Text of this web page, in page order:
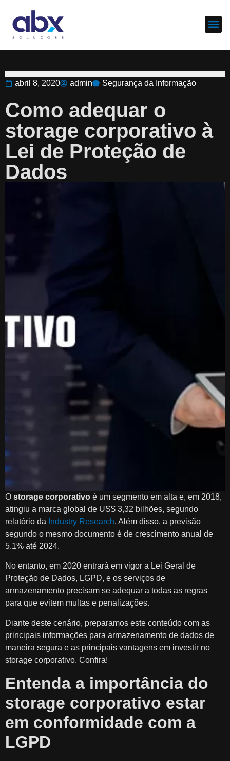
abril 8, 2020 admin Segurança da Informação
Como adequar o
storage corporativo à
Lei de Proteção de
Dados
O storage corporativo é um segmento em alta e, em 2018,
atingiu a marca global de US$ 3,32 bilhões, segundo
relatório da Industry Research. Além disso, a previsão
segundo o mesmo documento é de crescimento anual de
5,1% até 2024.
No entanto, em 2020 entrará em vigor a Lei Geral de
Proteção de Dados, LGPD, e os serviços de
armazenamento precisam se adequar a todas as regras
para que evitem multas e penalizações.
Diante deste cenário, preparamos este conteúdo com as
principais informações para armazenamento de dados de
maneira segura e as principais vantagens em investir no
storage corporativo. Confira!
Entenda a importância do
storage corporativo estar
em conformidade com a
LGPD